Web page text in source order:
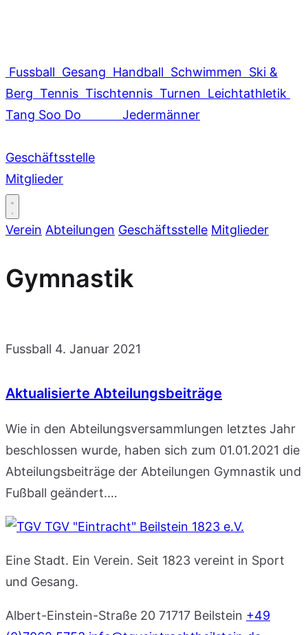
Fussball Gesang Handball Schwimmen Ski &
Berg Tennis Tischtennis Turnen Leichtathletik
Tang Soo Do
Jedermänner
Geschäftsstelle
Mitglieder
Verein Abteilungen Geschäftsstelle Mitglieder
Gymnastik
Fussball 4. Januar 2021
Aktualisierte Abteilungsbeiträge
Wie in den Abteilungsversammlungen letztes Jahr
beschlossen wurde, haben sich zum 01.01.2021 die
Abteilungsbeiträge der Abteilungen Gymnastik und
Fußball geändert.…
TGV "Eintracht" Beilstein 1823 e.V.
Eine Stadt. Ein Verein. Seit 1823 vereint in Sport
und Gesang.
Albert-Einstein-Straße 20 71717 Beilstein +49